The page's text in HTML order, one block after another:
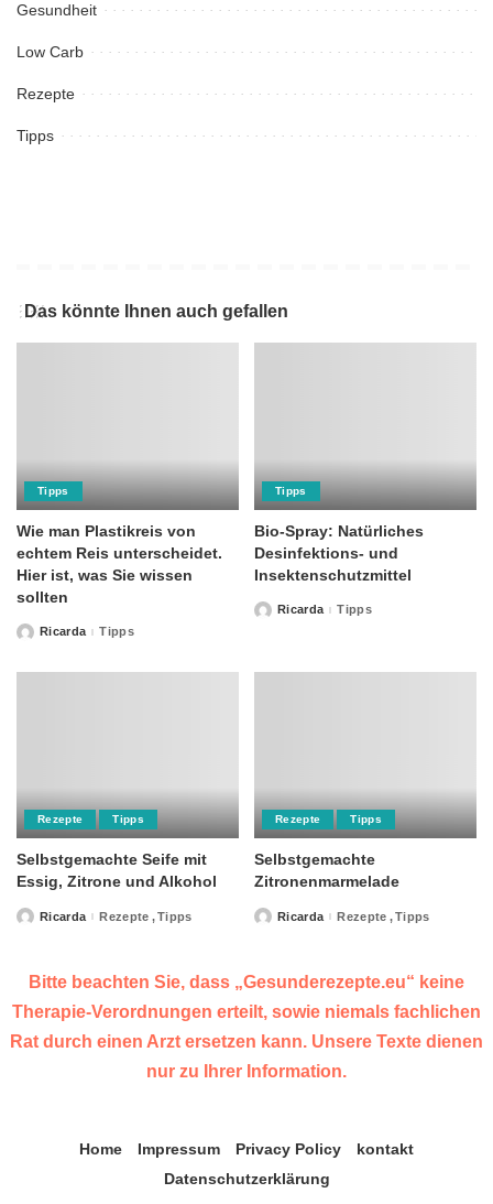
Gesundheit
Low Carb
Rezepte
Tipps
Das könnte Ihnen auch gefallen
Tipps
Wie man Plastikreis von
echtem Reis unterscheidet.
Hier ist, was Sie wissen
sollten
PostedRicarda Tipps
Tipps
Bio-Spray: Natürliches
Desinfektions- und
Insektenschutzmittel
PostedRicarda Tipps
Rezepte Tipps
Selbstgemachte Seife mit
Essig, Zitrone und Alkohol
PostedRicarda Rezepte Tipps
Rezepte Tipps
Selbstgemachte
Zitronenmarmelade
PostedRicarda Rezepte Tipps
Bitte beachten Sie, dass „Gesunderezepte.eu“ keine
Therapie-Verordnungen erteilt, sowie niemals fachlichen
Rat durch einen Arzt ersetzen kann. Unsere Texte dienen
nur zu Ihrer Information.
Home Impressum Privacy Policy
kontakt
Datenschutzerklärung